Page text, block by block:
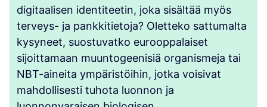
digitaalisen identiteetin, joka sisältää myös
terveys- ja pankkitietoja? Oletteko sattumalta
kysyneet, suostuvatko eurooppalaiset
sijoittamaan muuntogeenisiä organismeja tai
NBT-aineita ympäristöihin, jotka voisivat
mahdollisesti tuhota luonnon ja